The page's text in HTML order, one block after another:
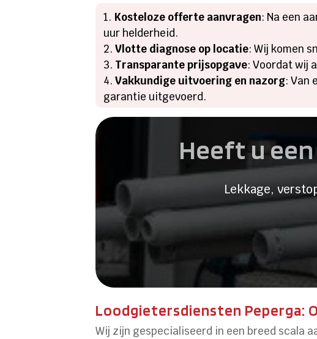
Kosteloze offerte aanvragen: Na een
uur helderheid.
Vlotte diagnose op locatie: Wij komen
Transparante prijsopgave: Voordat wij
Vakkundige uitvoering en nazorg: Van
garantie uitgevoerd.
Heeft u
Lekkage,
Loodgietersdiensten Peperga:
Wij zijn gespecialiseerd in een breed scala